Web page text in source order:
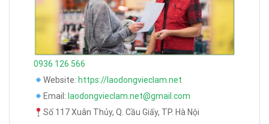
0936 126 566
Website: https://laodongvieclam.net
Email: laodongvieclam.net@gmail.com
Số 117 Xuân Thủy, Q. Cầu Giấy, TP. Hà Nội